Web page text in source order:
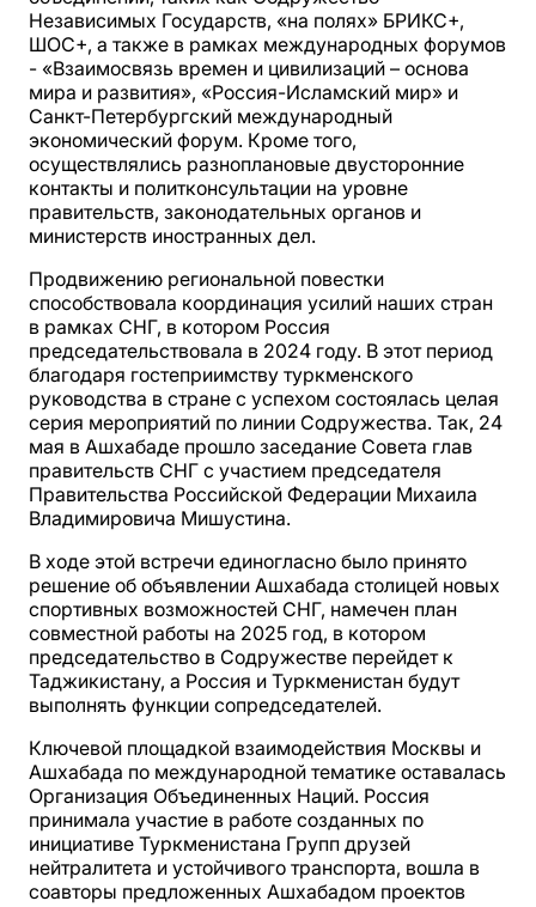
Независимых Государств, «на полях» БРИКС+,
ШОС+, а также в рамках международных форумов
- «Взаимосвязь времен и цивилизаций – основа
мира и развития», «Россия-Исламский мир» и
Санкт-Петербургский международный
экономический форум. Кроме того,
осуществлялись разноплановые двусторонние
контакты и политконсультации на уровне
правительств, законодательных органов и
министерств иностранных дел.
Продвижению региональной повестки
способствовала координация усилий наших стран
в рамках СНГ, в котором Россия
председательствовала в 2024 году. В этот период
благодаря гостеприимству туркменского
руководства в стране с успехом состоялась целая
серия мероприятий по линии Содружества. Так, 24
мая в Ашхабаде прошло заседание Совета глав
правительств СНГ с участием председателя
Правительства Российской Федерации Михаила
Владимировича Мишустина.
В ходе этой встречи единогласно было принято
решение об объявлении Ашхабада столицей новых
спортивных возможностей СНГ, намечен план
совместной работы на 2025 год, в котором
председательство в Содружестве перейдет к
Таджикистану, а Россия и Туркменистан будут
выполнять функции сопредседателей.
Ключевой площадкой взаимодействия Москвы и
Ашхабада по международной тематике оставалась
Организация Объединенных Наций. Россия
принимала участие в работе созданных по
инициативе Туркменистана Групп друзей
нейтралитета и устойчивого транспорта, вошла в
соавторы предложенных Ашхабадом проектов